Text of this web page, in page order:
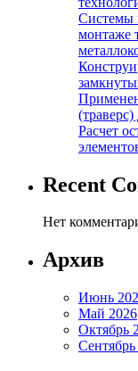
Системы
монтаже
Расчет
Recent
Нет
Архив
Июнь
Май 2026
Октябрь